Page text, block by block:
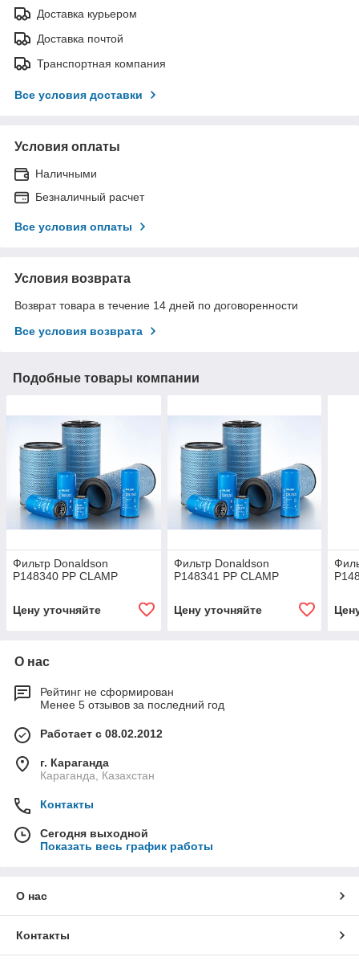
Доставка курьером
Доставка почтой
Транспортная компания
Все условия доставки
Условия оплаты
Наличными
Безналичный расчет
Все условия оплаты
Условия возврата
Возврат товара в течение 14 дней по договоренности
Все условия возврата
Подобные товары компании
Фильтр Donaldson
P148340 PP CLAMP
Цену уточняйте
Фильтр Donaldson
P148341 PP CLAMP
Цену уточняйте
О нас
Рейтинг не сформирован
Менее 5 отзывов за последний год
Работает с 08.02.2012
г. Караганда
Караганда, Казахстан
Контакты
Сегодня выходной
Показать весь график работы
О нас
Контакты